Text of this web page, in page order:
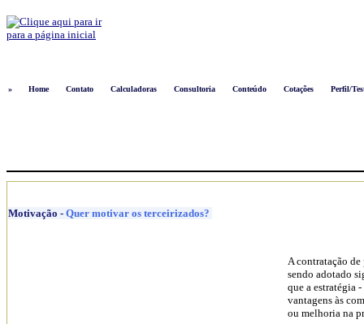
»
Home Contato Calculadoras Consultoria Conteúdo Cotações Perfil/
Motivação - Quer motivar os terceirizados?
A contratação
sendo adotado
que a estratégia
vantagens às
ou melhoria na